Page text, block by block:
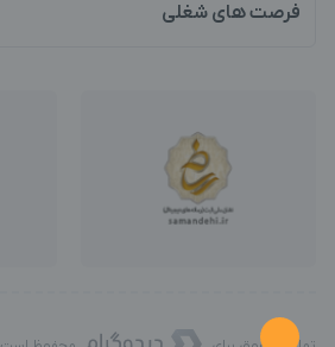
فرصت های شغلی